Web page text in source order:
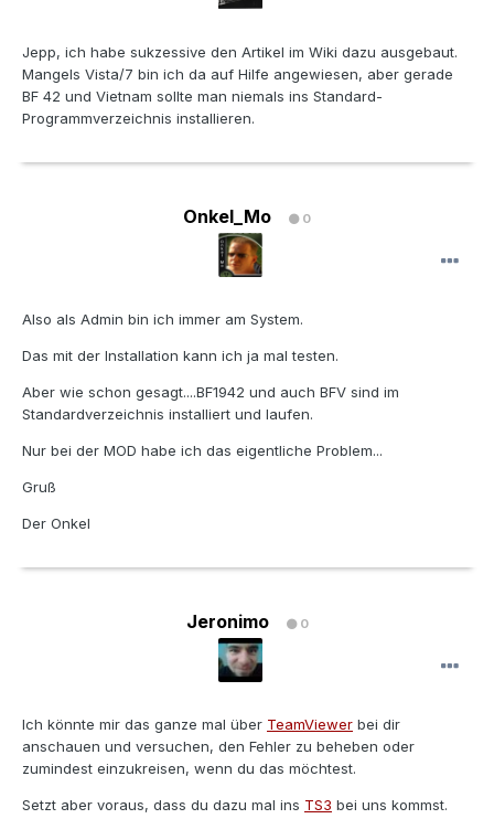
Jepp, ich habe sukzessive den Artikel im Wiki dazu ausgebaut.
Mangels Vista/7 bin ich da auf Hilfe angewiesen, aber gerade
BF 42 und Vietnam sollte man niemals ins Standard-
Programmverzeichnis installieren.
Onkel_Mo 0
Also als Admin bin ich immer am System.
Das mit der Installation kann ich ja mal testen.
Aber wie schon gesagt....BF1942 und auch BFV sind im
Standardverzeichnis installiert und laufen.
Nur bei der MOD habe ich das eigentliche Problem...
Gruß
Der Onkel
Jeronimo 0
Ich könnte mir das ganze mal über TeamViewer bei dir
anschauen und versuchen, den Fehler zu beheben oder
zumindest einzukreisen, wenn du das möchtest.
Setzt aber voraus, dass du dazu mal ins TS3 bei uns kommst.